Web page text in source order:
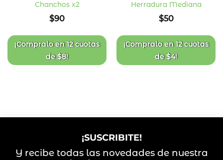
de
deseos
Chanchos x2
$90
¡Compralo en12 cuotas
de$8!
de
deseos
Herradura Mediana
$50
¡Compralo en12 cuotas
de$4!
¡SUSCRIBITE!
Y recibe todas las novedades de nuestra